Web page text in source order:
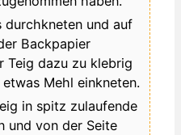
durchkneten und auf
Backpapier
Teig dazu zu klebrig
Mehl einkneten.
in spitz zulaufende
und von der Seite